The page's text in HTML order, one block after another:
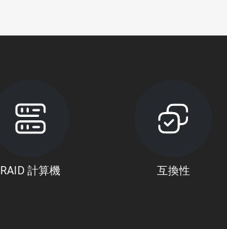
RAID 計算機 互換性